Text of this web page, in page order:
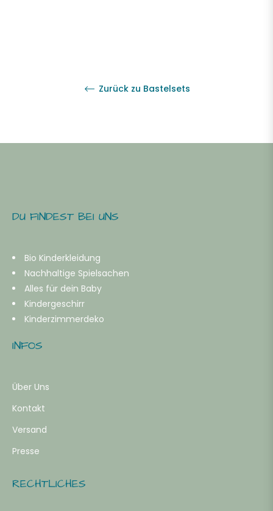
Zurück zu Bastelsets
DU FINDEST BEI UNS
Bio Kinderkleidung
Nachhaltige Spielsachen
Alles für dein Baby
Kindergeschirr
Kinderzimmerdeko
INFOS
Über Uns
Kontakt
Versand
Presse
RECHTLICHES